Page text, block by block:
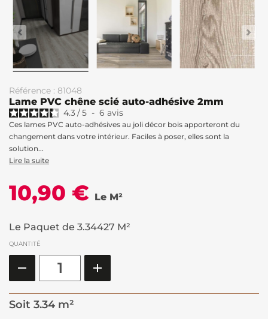
Référence : 81048
Lame PVC chêne scié auto-adhésive 2mm
4.3/5 - 6 avis
Ces lames PVC auto-adhésives au joli décor bois apporteront du
changement dans votre intérieur. Faciles à poser, elles sont la
solution...
Lire la suite
10,90 € Le M²
Le Paquet de 3.34427 M²
QUANTITÉ
Soit 3.34 m²